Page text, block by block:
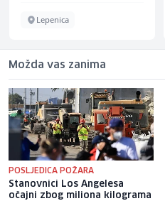
Lepenica
Možda vas zanima
POSLJEDICA POŽARA
Stanovnici Los Angelesa
očajni zbog miliona kilograma